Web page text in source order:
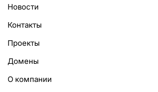
Новости
Контакты
Проекты
Домены
О компании